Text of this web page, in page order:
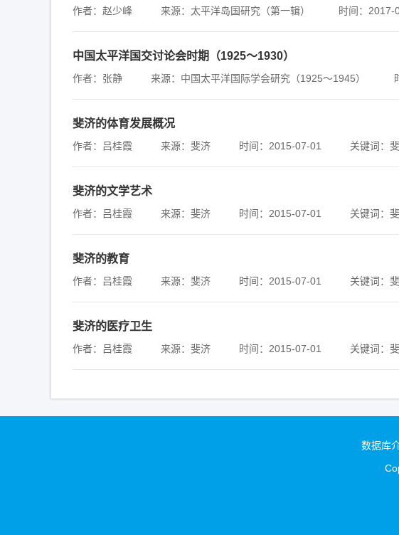
作者：赵少峰 来源：太平洋岛国研究（第一辑） 时间：2017-
中国太平洋国交讨论会时期（1925～1930）
作者：张静 来源：中国太平洋国际学会研究（1925～1945）
斐济的体育发展概况
作者：吕桂霞 来源：斐济 时间：2015-07-01 关键词：
斐济的文学艺术
作者：吕桂霞 来源：斐济 时间：2015-07-01 关键词：
斐济的教育
作者：吕桂霞 来源：斐济 时间：2015-07-01 关键词：
斐济的医疗卫生
作者：吕桂霞 来源：斐济 时间：2015-07-01 关键词：
数据库